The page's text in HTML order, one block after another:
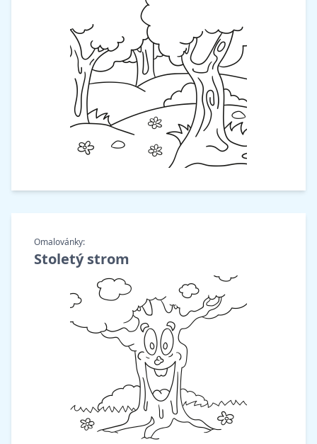
Omalovánky:
Stoletý strom